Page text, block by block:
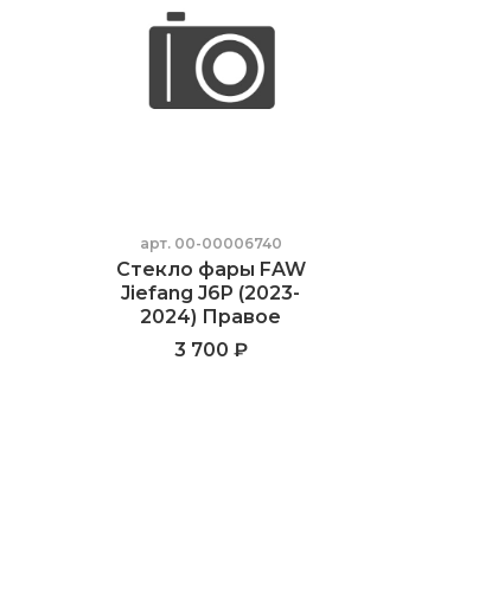
арт. 00-00006740
Стекло фары FAW
Jiefang J6P (2023-
2024) Правое
3 700 ₽